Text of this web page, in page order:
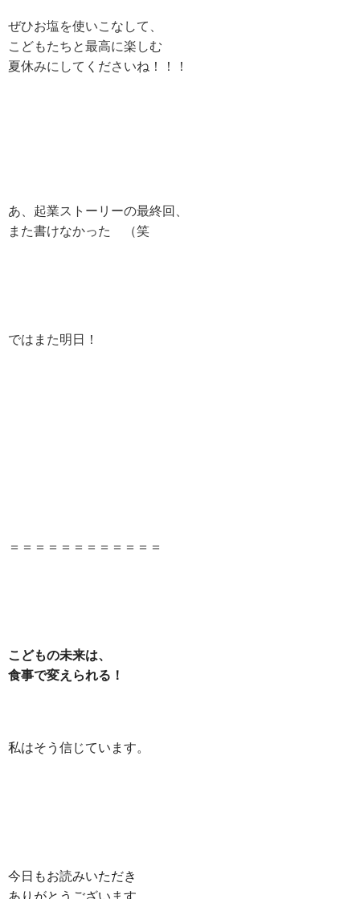
ぜひお塩を使いこなして、
こどもたちと最高に楽しむ
夏休みにしてくださいね！！！
あ、起業ストーリーの最終回、
また書けなかった （笑
ではまた明日！
＝＝＝＝＝＝＝＝＝＝＝＝
こどもの未来は、
食事で変えられる！
私はそう信じています。
今日もお読みいただき